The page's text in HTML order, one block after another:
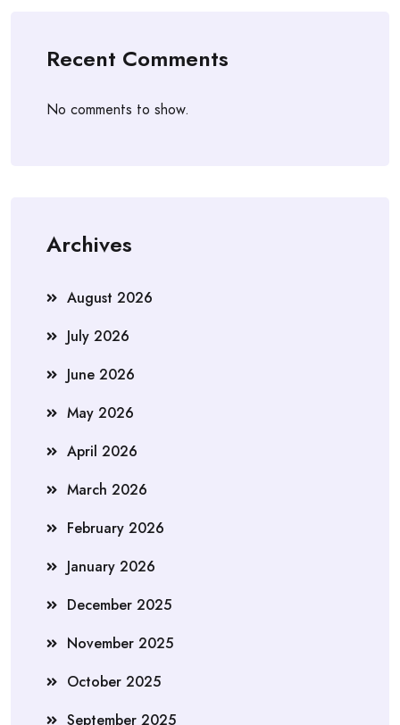
Recent Comments
No comments to show.
Archives
August 2026
July 2026
June 2026
May 2026
April 2026
March 2026
February 2026
January 2026
December 2025
November 2025
October 2025
September 2025